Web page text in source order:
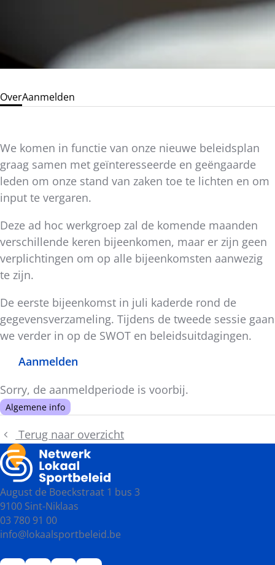
OverAanmelden
We komen in functie van onze nieuwe beleidsplan
graag samen met geïnteresseerde en geëngaarde
leden om onze stand van zaken toe te lichten en om
input te vergaren.
Deze ad hoc werkgroep zal de komende maanden
verschillende keren bijeenkomen, maar er zijn geen
verplichtingen om op alle bijeenkomsten aanwezig
te zijn.
De eerste bijeenkomst in juli kaderde rond de
gegevensverzameling. Tijdens de tweede sessie gaan
we verder in op de SWOT en beleidsuitdagingen.
Aanmelden
Sorry, de aanmeldperiode is voorbij.
Algemene info
Terug naar overzicht
August de Boeckstraat 1 bus 3
9100 Sint-Niklaas
03 780 91 00
info@lokaalsportbeleid.be